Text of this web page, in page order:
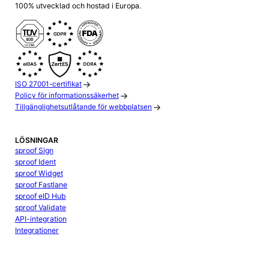
100% utvecklad och hostad i Europa.
ISO 27001-certifikat
Policy för informationssäkerhet
Tillgänglighetsutlåtande för webbplatsen
LÖSNINGAR
sproof Sign
sproof Ident
sproof Widget
sproof Fastlane
sproof eID Hub
sproof Validate
API-integration
Integrationer